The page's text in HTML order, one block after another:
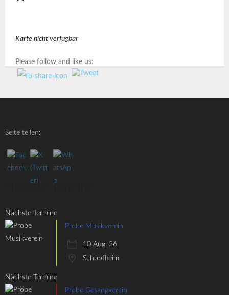
Karte nicht verfügbar
Please follow and like us:
Seite teilen:
Nächste Termine
Nächste Termine
Probe Musikverein
10 Aug. 26
Schopfheim
Nächste Termine
Probe Gesangverein